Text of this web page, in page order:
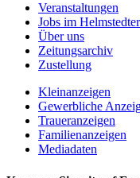
Veranstaltungen
Jobs im
Über uns
Zeitungsarchiv
Zustellung
Kleinanzeigen
Gewerbliche
Traueranzeigen
Familienanzeigen
Mediadaten